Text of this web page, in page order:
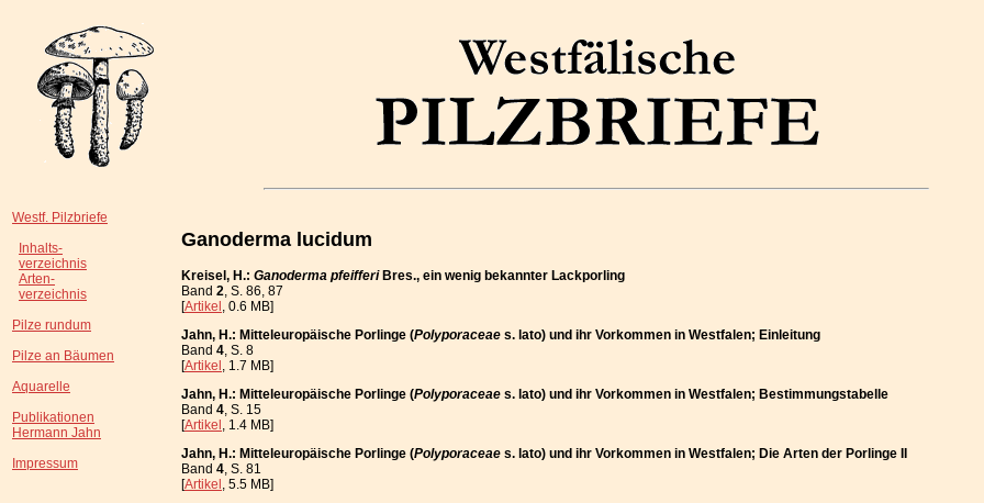
Westf. Pilzbriefe
Inhalts-
verzeichnis
Arten-
verzeichnis
Pilze rundum
Pilze an Bäumen
Aquarelle
Publikationen
Hermann Jahn
Impressum
Ganoderma lucidum
Kreisel, H.: Ganoderma pfeifferiBres., ein wenig bekannter Lackporling
Band 2, S. 86, 87
[Artikel, 0.6 MB]
Jahn, H.: Mitteleuropäische Porlinge (Polyporaceae s. lato) und ihr Vorkommen in Westfalen; Einleitung
Band 4, S. 8
[Artikel, 1.7 MB]
Jahn, H.: Mitteleuropäische Porlinge (Polyporaceae s. lato) und ihr Vorkommen in Westfalen; Bestimmungstabelle
Band 4, S. 15
[Artikel, 1.4 MB]
Jahn, H.: Mitteleuropäische Porlinge (Polyporaceae s. lato) und ihr Vorkommen in Westfalen; Die Arten der Porlinge II
Band 4, S. 81
[Artikel, 5.5 MB]